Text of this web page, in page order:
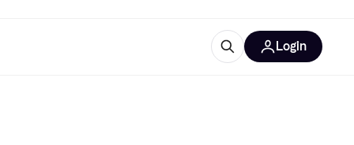
Login